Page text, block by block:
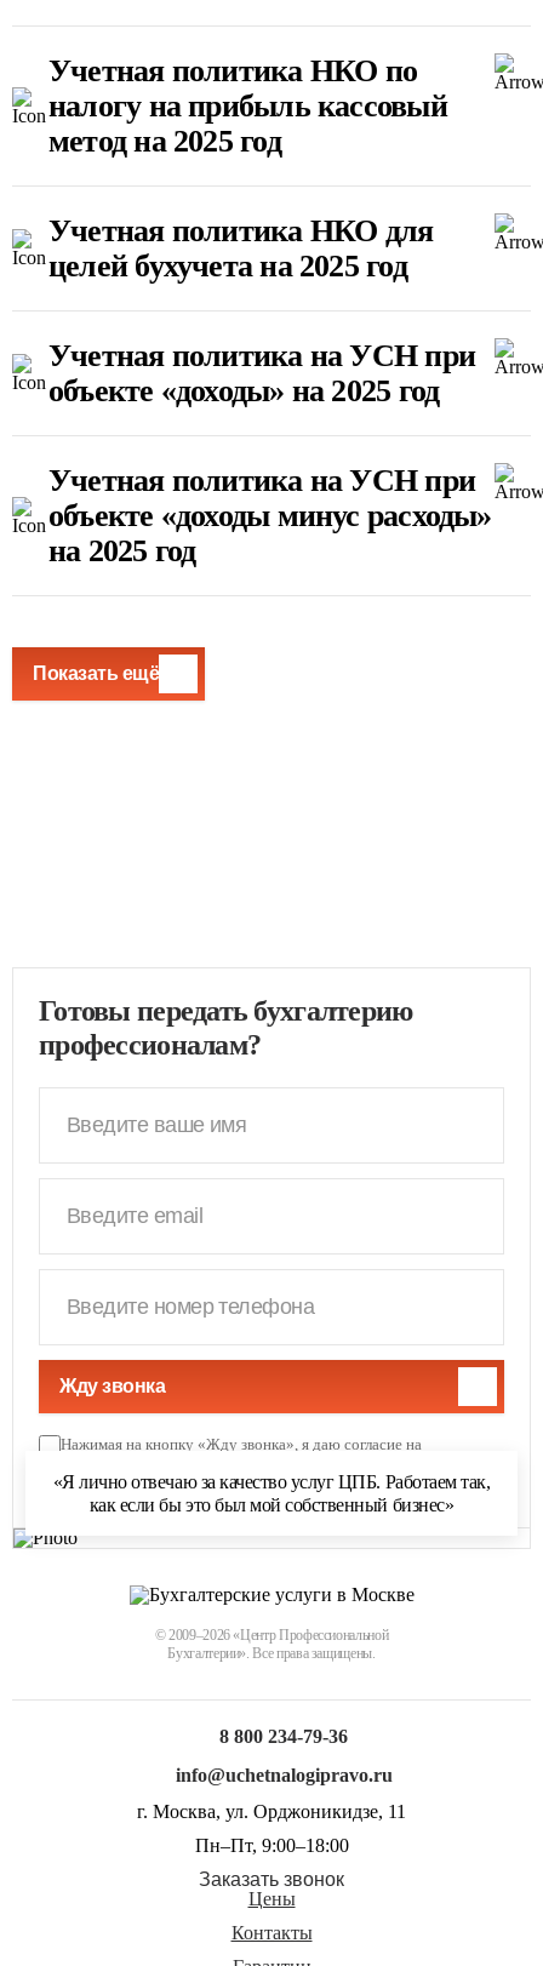
Учетная политика НКО по
налогу на прибыль кассовый
метод на 2025 год
Учетная политика НКО для
целей бухучета на 2025 год
Учетная политика на УСН при
объекте «доходы» на 2025 год
Учетная политика на УСН при
объекте «доходы минус расходы»
на 2025 год
Показать ещё
Готовы передать бухгалтерию
профессионалам?
Жду звонка
Нажимая на кнопку «Жду звонка», я даю согласие на
политикой обработки персональных данных
«Я лично отвечаю за качество услуг ЦПБ. Работаем так,
как если бы это был мой собственный бизнес»
© 2009–2026 «Центр Профессиональной
Бухгалтерии». Все права защищены.
Цены
Контакты
8 800 234-79-36
info@uchetnalogipravo.ru
г. Москва, ул. Орджоникидзе, 11
Пн–Пт, 9:00–18:00
Заказать звонок